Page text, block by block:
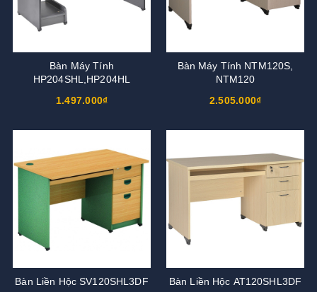
Bàn Máy Tính
HP204SHL,HP204HL
1.497.000₫
Bàn Máy Tính NTM120S,
NTM120
2.505.000₫
Bàn Liền Hộc SV120SHL3DF Bàn Liền Hộc AT120SHL3DF